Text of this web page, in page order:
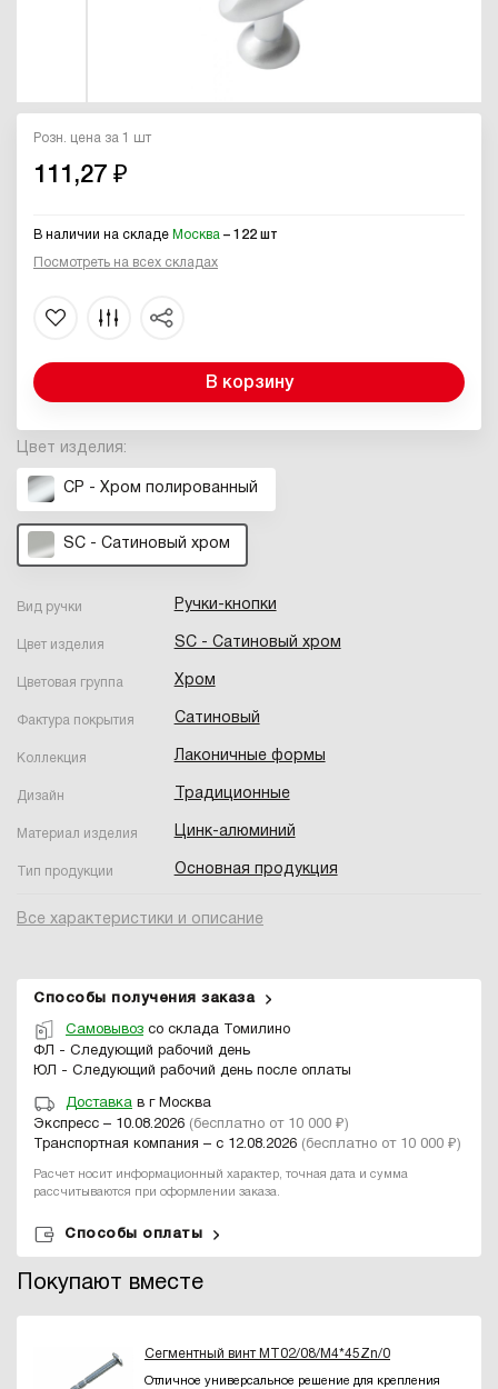
Цвет изделия:
CP - Хром полированный
SC - Сатиновый хром
Вид ручки Ручки-кнопки
Цвет изделия SC - Сатиновый хром
Цветовая группа Хром
Фактура покрытия Сатиновый
Коллекция Лаконичные формы
Дизайн Традиционные
Материал изделия Цинк-алюминий
Тип продукции Основная продукция
Все характеристики и описание
Розн. цена за 1 шт
111,27 ₽
В наличии на складе Москва – 122 шт
Посмотреть на всех складах
В корзину
Способы получения заказа
Самовывоз со склада Томилино
ФЛ - Следующий рабочий день
ЮЛ - Следующий рабочий день после оплаты
Доставка в г Москва
Экспресс – 10.08.2026 (бесплатно от 10 000 ₽)
Транспортная компания – с 12.08.2026 (бесплатно от 10 000 ₽)
Расчет носит информационный характер, точная дата и сумма
рассчитываются при оформлении заказа.
Способы оплаты
Покупают вместе
Сегментный винт MT02/08/M4*45Zn/0
Отличное универсальное решение для крепления